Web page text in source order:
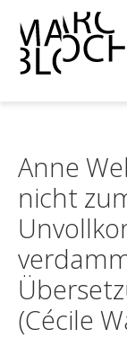
Anne
nicht
(Cécile